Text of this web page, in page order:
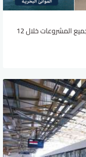
2 تريليون جنيه حجم استثمارات وزارة النقل في جميع المشروعات خلال 12